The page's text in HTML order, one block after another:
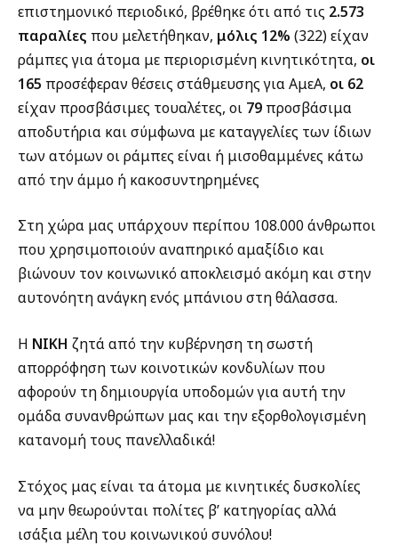
επιστημονικό περιοδικό, βρέθηκε ότι από τις 2.573
παραλίες που μελετήθηκαν, μόλις 12% (322) είχαν
ράμπες για άτομα με περιορισμένη κινητικότητα, οι
165 προσέφεραν θέσεις στάθμευσης για ΑμεΑ, οι 62
είχαν προσβάσιμες τουαλέτες, οι 79 προσβάσιμα
αποδυτήρια και σύμφωνα με καταγγελίες των ίδιων
των ατόμων οι ράμπες είναι ή μισοθαμμένες κάτω
από την άμμο ή κακοσυντηρημένες
Στη χώρα μας υπάρχουν περίπου 108.000 άνθρωποι
που χρησιμοποιούν αναπηρικό αμαξίδιο και
βιώνουν τον κοινωνικό αποκλεισμό ακόμη και στην
αυτονόητη ανάγκη ενός μπάνιου στη θάλασσα.
Η ΝΙΚΗ ζητά από την κυβέρνηση τη σωστή
απορρόφηση των κοινοτικών κονδυλίων που
αφορούν τη δημιουργία υποδομών για αυτή την
ομάδα συνανθρώπων μας και την εξορθολογισμένη
κατανομή τους πανελλαδικά!
Στόχος μας είναι τα άτομα με κινητικές δυσκολίες
να μην θεωρούνται πολίτες β’ κατηγορίας αλλά
ισάξια μέλη του κοινωνικού συνόλου!